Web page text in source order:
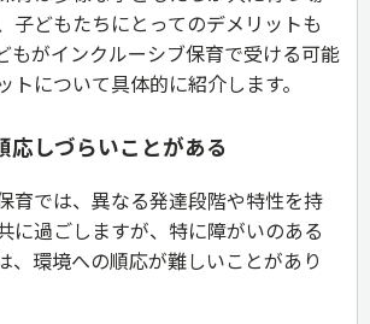
子どもたちにとってのデメリットも
もがインクルーシブ保育で受ける可能
トについて具体的に紹介します。
応しづらいことがある
育では、異なる発達段階や特性を持
に過ごしますが、特に障がいのある
、環境への順応が難しいことがあり